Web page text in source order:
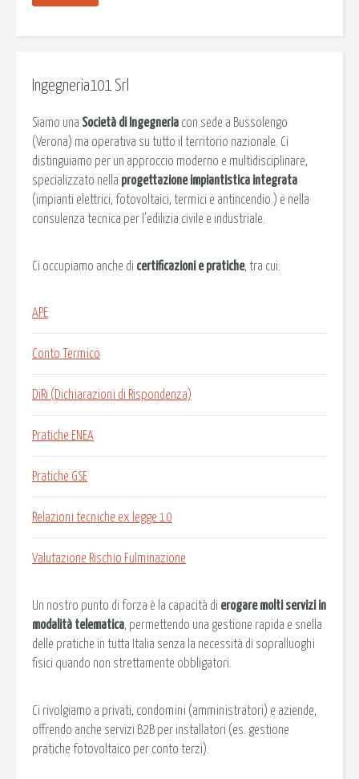
Ingegneria101 Srl
Siamo una Società di Ingegneria con sede a Bussolengo
(Verona) ma operativa su tutto il territorio nazionale. Ci
distinguiamo per un approccio moderno e multidisciplinare,
specializzato nella progettazione impiantistica integrata
(impianti elettrici, fotovoltaici, termici e antincendio.) e nella
consulenza tecnica per l’edilizia civile e industriale.
Ci occupiamo anche di certificazioni e pratiche, tra cui:
APE
Conto Termico
DiRi (Dichiarazioni di Rispondenza)
Pratiche ENEA
Pratiche GSE
Relazioni tecniche ex legge 10
Valutazione Rischio Fulminazione
Un nostro punto di forza è la capacità di erogare molti servizi in
modalità telematica, permettendo una gestione rapida e snella
delle pratiche in tutta Italia senza la necessità di sopralluoghi
fisici quando non strettamente obbligatori.
Ci rivolgiamo a privati, condomini (amministratori) e aziende,
offrendo anche servizi B2B per installatori (es. gestione
pratiche fotovoltaico per conto terzi).